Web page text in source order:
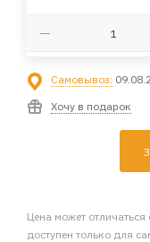
Самовывоз:
Хочу в подарок
Цена может
доступен только для